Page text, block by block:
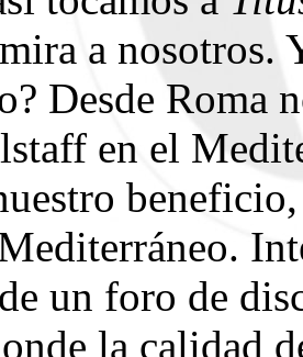
a nosotros.
Desde Roma
en el
un foro de
la calidad